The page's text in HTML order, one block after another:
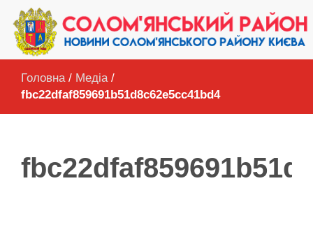
Головна / Медіа /
fbc22dfaf859691b51d8c62e5cc41bd4